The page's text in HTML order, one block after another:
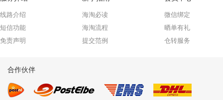
线路介绍
短信功能
免责声明
海淘必读
海淘流程
提交范例
微信绑定
晒单有礼
仓转服务
合作伙伴